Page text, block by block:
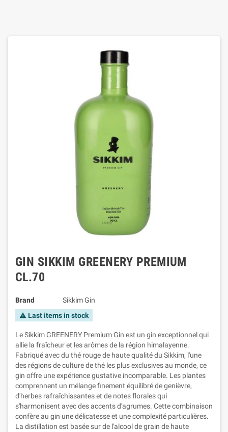
GIN SIKKIM GREENERY PREMIUM
CL.70
Brand Sikkim Gin
warning Last items in stock
Le Sikkim GREENERY Premium Gin est un gin exceptionnel qui
allie la fraîcheur et les arômes de la région himalayenne.
Fabriqué avec du thé rouge de haute qualité du Sikkim, l'une
des régions de culture de thé les plus exclusives au monde, ce
gin offre une expérience gustative incomparable. Les plantes
comprennent un mélange finement équilibré de genièvre,
d'herbes rafraîchissantes et de notes florales qui
s'harmonisent avec des accents d'agrumes. Cette combinaison
confère au gin une délicatesse et une complexité particulières.
La distillation est basée sur de l'alcool de grain de haute